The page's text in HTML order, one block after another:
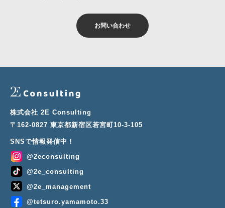
お問い合わせ
株式会社 2E Consulting
〒162-0827 東京都新宿区若宮町10-3-105